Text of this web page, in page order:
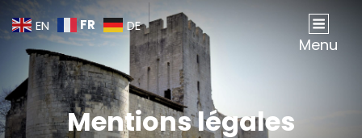
Association Gombervaux
Sauvegarde, Étude Et Animation Du Château De Gombervaux
Menu
Mentions légales
EN FR DE